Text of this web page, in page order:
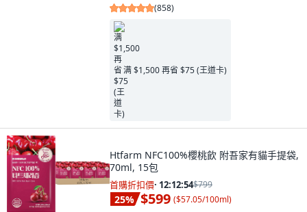
(858)
满 $1,500 再省 $75 (王道卡)
Htfarm NFC100%櫻桃飲 附吾家有貓手提袋,
70ml, 15包
首購折扣價· 12:12:53$799
25% $599 ($57.05/100ml)